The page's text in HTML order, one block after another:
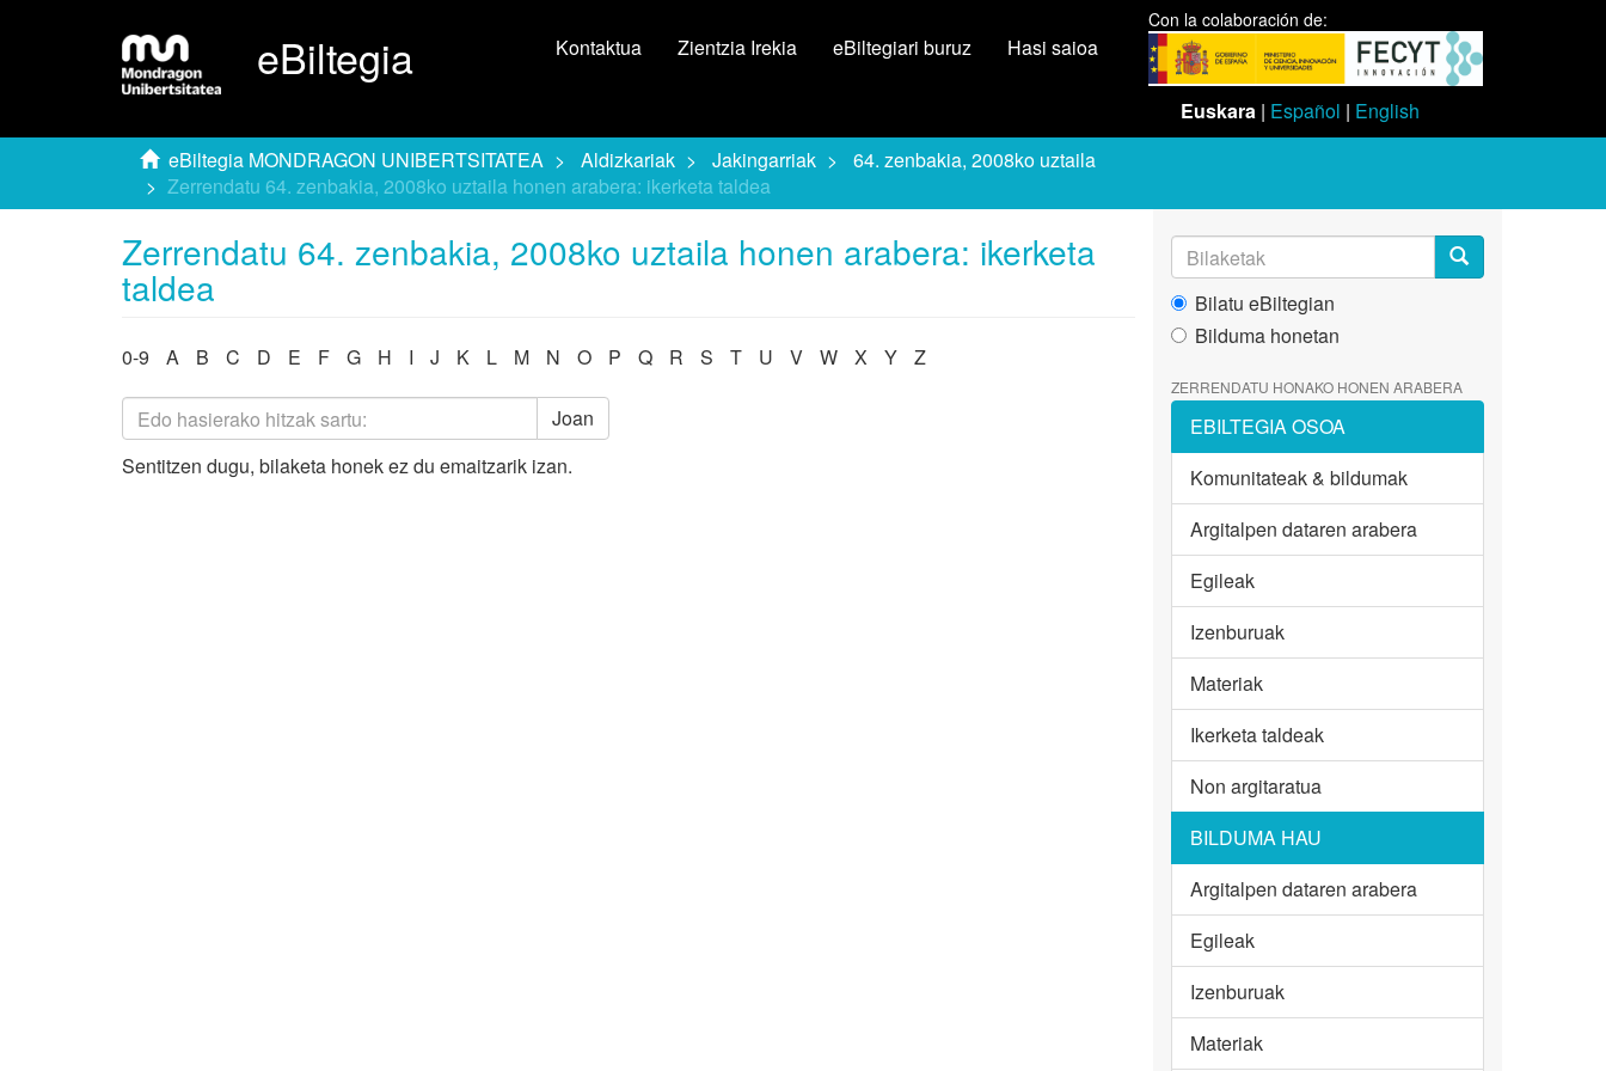
eBiltegia
Con la colaboración de:
Euskara | Español | English
Kontaktua Zientzia Irekia eBiltegiari buruz Hasi saioa
eBiltegia MONDRAGON UNIBERTSITATEA Aldizkariak Jakingarriak
64. zenbakia, 2008ko uztaila
Zerrendatu 64. zenbakia, 2008ko uztaila honen arabera: ikerketa taldea
Zerrendatu 64. zenbakia, 2008ko uztaila honen arabera: ikerketa
taldea
0-9 A B C D E F G H I J K L M N O P Q R S T U V W X Y Z
Joan
Sentitzen dugu, bilaketa honek ez du emaitzarik izan.
Bilatu eBiltegian
Bilduma honetan
ZERRENDATU HONAKO HONEN ARABERA
EBILTEGIA OSOA
Komunitateak & bildumak
Argitalpen dataren arabera
Egileak
Izenburuak
Materiak
Ikerketa taldeak
Non argitaratua
BILDUMA HAU
Argitalpen dataren arabera
Egileak
Izenburuak
Materiak